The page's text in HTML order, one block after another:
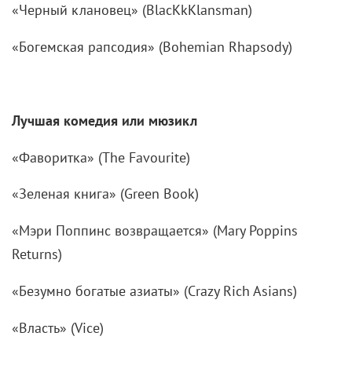
«Черный клановец» (BlacKkKlansman)
«Богемская рапсодия» (Bohemian Rhapsody)
Лучшая комедия или мюзикл
«Фаворитка» (The Favourite)
«Зеленая книга» (Green Book)
«Мэри Поппинс возвращается» (Mary Poppins
Returns)
«Безумно богатые азиаты» (Crazy Rich Asians)
«Власть» (Vice)